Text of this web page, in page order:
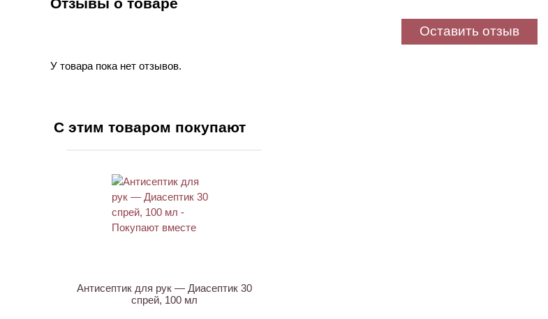
Оставить отзыв
У товара пока нет отзывов.
С этим товаром покупают
Антисептик для рук — Диасептик 30
спрей, 100 мл